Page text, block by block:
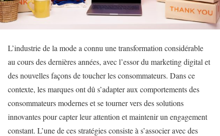
L’industrie de la mode a connu une transformation considérable
au cours des dernières années, avec l’essor du marketing digital et
des nouvelles façons de toucher les consommateurs. Dans ce
contexte, les marques ont dû s’adapter aux comportements des
consommateurs modernes et se tourner vers des solutions
innovantes pour capter leur attention et maintenir un engagement
constant. L’une de ces stratégies consiste à s’associer avec des